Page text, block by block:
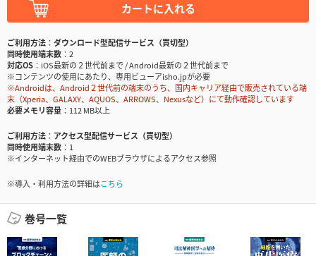
カートに入れる
ご利用方法
ダウンロード型配信サービス（買切型）
同時使用端末数
2
対応OS
iOS最新の２世代前まで / Android最新の２世代前まで
※コンテンツの使用にあたり、専用ビューアisho.jpが必要
※Androidは、Android２世代前の端末のうち、国内キャリア経由で販売されている端
末（Xperia、GALAXY、AQUOS、ARROWS、Nexusなど）にて動作確認しています
必要メモリ容量
112 MB以上
ご利用方法
アクセス型配信サービス（買切型）
同時使用端末数
1
※インターネット経由でのWEBブラウザによるアクセス参照
※導入・利用方法の詳細はこちら
巻号一覧